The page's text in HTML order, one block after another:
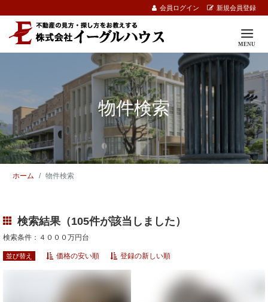
会員ログイン 新規会員登録
物件検索
ホーム 物件検索
検索結果（105件が該当しました）
検索条件：４０００万円台
並び替え 価格の安い順 登録の新しい順